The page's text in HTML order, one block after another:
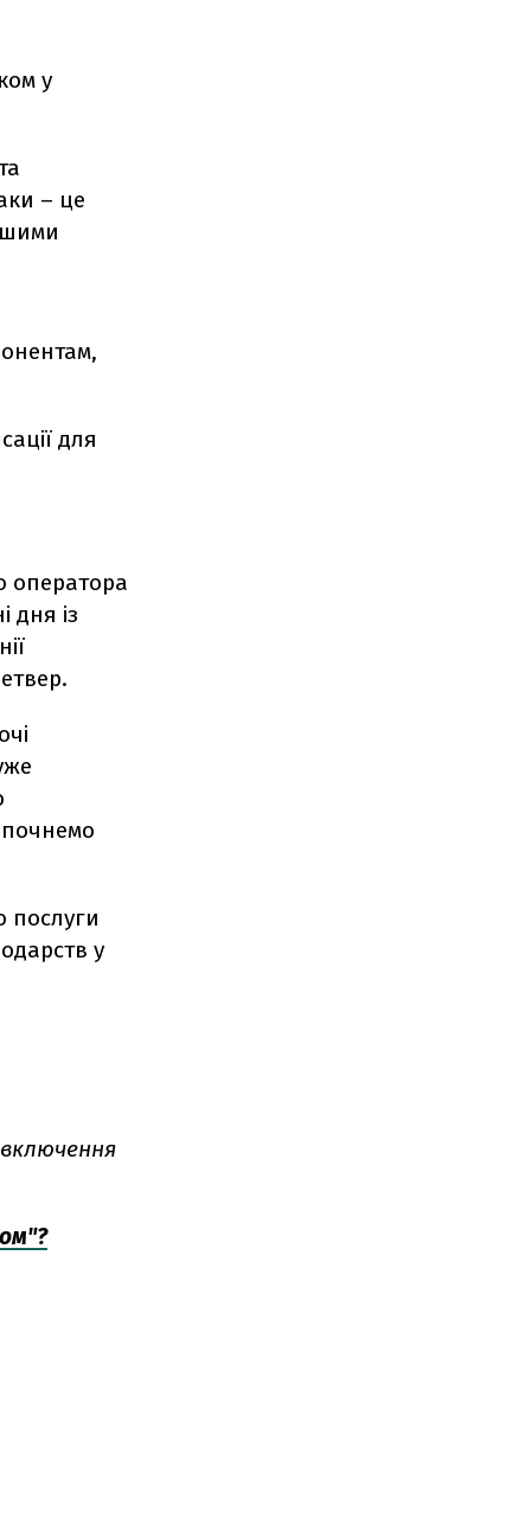
у
– це
для
оператора
дня із
почнемо
послуги
у